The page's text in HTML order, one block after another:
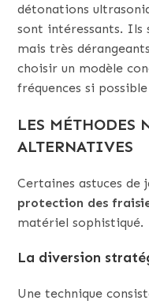
détonations
sont intéressants. Ils
mais très
choisir un modèle
fréquences si
LES MÉTHODES
ALTERNATIVES
Certaines astuces
protection des
matériel sophistiqué.
La diversion
Une technique